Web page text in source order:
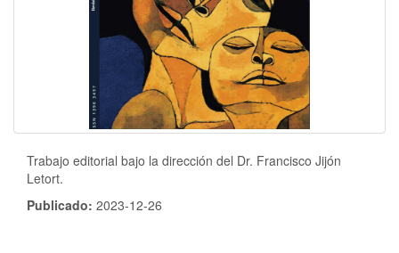
Trabajo editorial bajo la dirección del Dr. Francisco Jijón
Letort.
Publicado: 2023-12-26